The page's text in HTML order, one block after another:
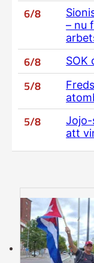
6/8
– nu
6/8 SOK
5/8
5/8
Jojo-
att